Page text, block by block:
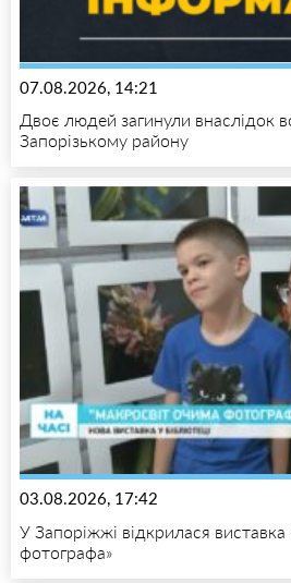
07.08.2026, 14:21
Двоє людей загинули внаслідок
Запорізькому району
03.08.2026, 17:42
У Запоріжжі відкрилася
фотографа»